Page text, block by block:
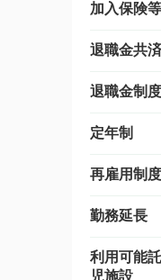
加入保険等
退職金共済
退職金制度
定年制
再雇用制度
勤務延長
利用可能託
児施設